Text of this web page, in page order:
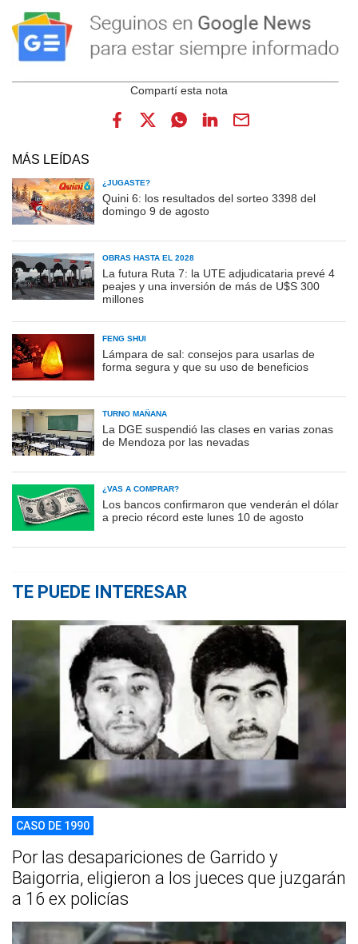
MÁS LEÍDAS
¿JUGASTE?
Quini 6: los resultados del sorteo 3398 del
domingo 9 de agosto
OBRAS HASTA EL 2028
La futura Ruta 7: la UTE adjudicataria prevé 4
peajes y una inversión de más de U$S 300
millones
FENG SHUI
Lámpara de sal: consejos para usarlas de
forma segura y que su uso de beneficios
TURNO MAÑANA
La DGE suspendió las clases en varias zonas
de Mendoza por las nevadas
¿VAS A COMPRAR?
Los bancos confirmaron que venderán el dólar
a precio récord este lunes 10 de agosto
TE PUEDE INTERESAR
CASO DE 1990
Por las desapariciones de Garrido y
Baigorria, eligieron a los jueces que juzgarán
a 16 ex policías